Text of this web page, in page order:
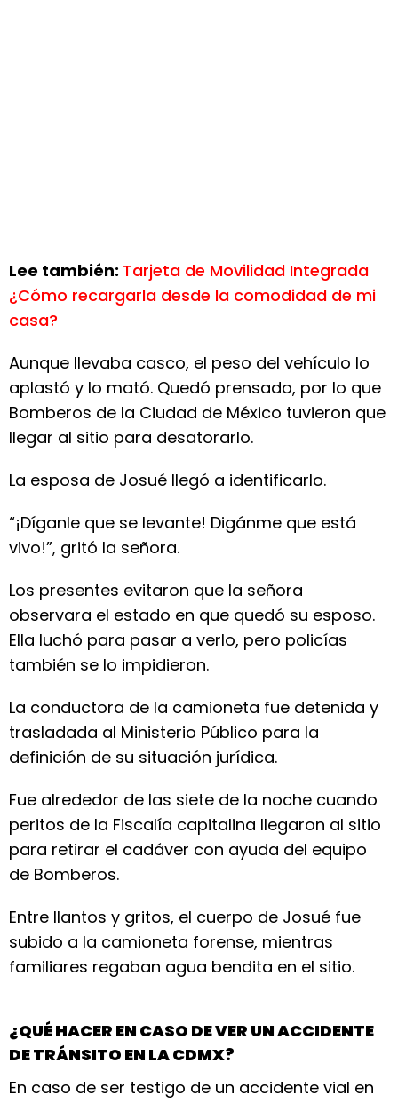
Lee también: Tarjeta de Movilidad Integrada
¿Cómo recargarla desde la comodidad de mi
casa?
Aunque llevaba casco, el peso del vehículo lo
aplastó y lo mató. Quedó prensado, por lo que
Bomberos de la Ciudad de México tuvieron que
llegar al sitio para desatorarlo.
La esposa de Josué llegó a identificarlo.
“¡Díganle que se levante! Digánme que está
vivo!”, gritó la señora.
Los presentes evitaron que la señora
observara el estado en que quedó su esposo.
Ella luchó para pasar a verlo, pero policías
también se lo impidieron.
La conductora de la camioneta fue detenida y
trasladada al Ministerio Público para la
definición de su situación jurídica.
Fue alrededor de las siete de la noche cuando
peritos de la Fiscalía capitalina llegaron al sitio
para retirar el cadáver con ayuda del equipo
de Bomberos.
Entre llantos y gritos, el cuerpo de Josué fue
subido a la camioneta forense, mientras
familiares regaban agua bendita en el sitio.
¿QUÉ HACER EN CASO DE VER UN ACCIDENTE
DE TRÁNSITO EN LA CDMX?
En caso de ser testigo de un accidente vial en